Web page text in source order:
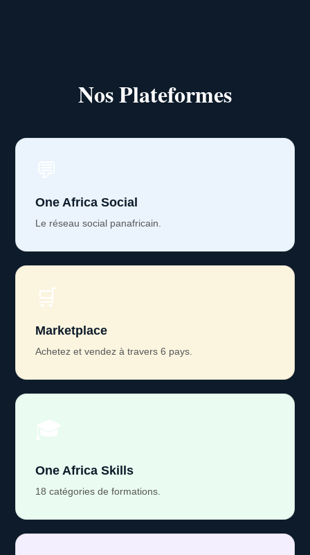
Nos Plateformes
One Africa Social
Le réseau social panafricain.
🛒
Marketplace
Achetez et vendez à travers 6 pays.
One Africa Skills
18 catégories de formations.